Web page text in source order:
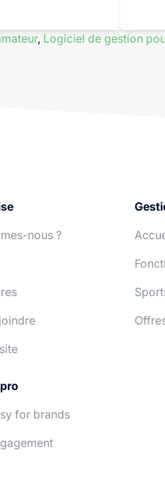
, Logiciel de gestion
nous ?
for brands